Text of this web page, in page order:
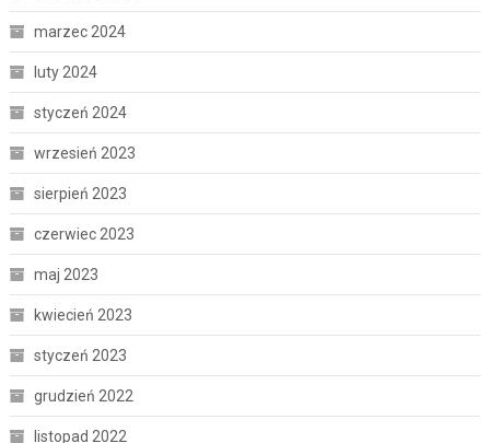
marzec 2024
luty 2024
styczeń 2024
wrzesień 2023
sierpień 2023
czerwiec 2023
maj 2023
kwiecień 2023
styczeń 2023
grudzień 2022
listopad 2022